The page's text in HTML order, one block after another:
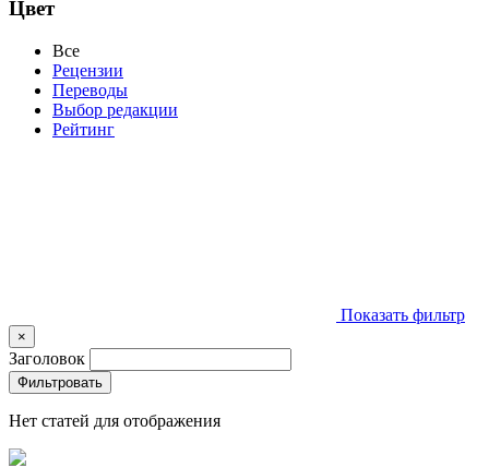
Цвет
Все
Рецензии
Переводы
Выбор редакции
Рейтинг
Показать фильтр
×
Заголовок
Фильтровать
Нет статей для отображения